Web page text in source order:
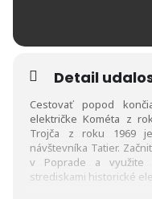
Detail
Cestovať popod
električke Kométa z
Trojča z roku 1969
návštevníka Tatier.
v Poprade a využite
strediskami historické